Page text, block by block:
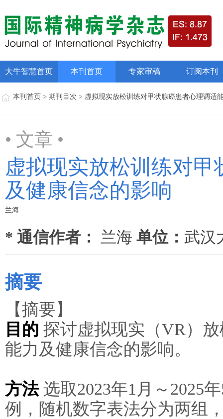
大牛智慧首页 本刊首页 专家审稿 订阅本刊
本刊首页 > 期刊目次 > 虚拟现实放松训练对甲状腺癌患者心理调适
• 文章 •
虚拟现实放松训练对
及健康信念的影响
兰海
* 通信作者： 兰海 单位： 武汉
摘要
【摘要】
目的 探讨虚拟现实（VR）
能力及健康信念的影响。
方法选取2023年1月～2025
例，随机数字表法分为两组